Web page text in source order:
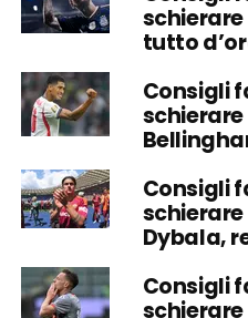
schierare
tutto
Consigli
Consigli
Dybala,
Consigli